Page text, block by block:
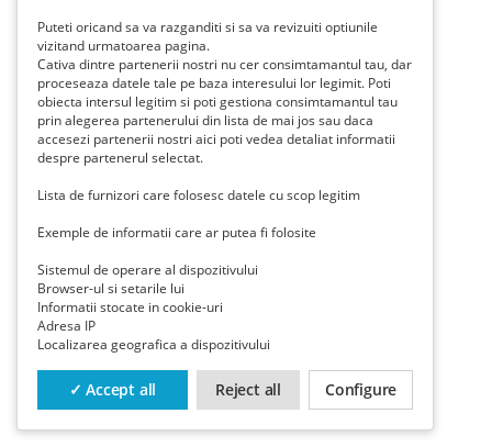
Puteti oricand sa va razganditi si sa va revizuiti optiunile
vizitand urmatoarea pagina.
Cativa dintre partenerii nostri nu cer consimtamantul tau, dar
proceseaza datele tale pe baza interesului lor legimit. Poti
obiecta intersul legitim si poti gestiona consimtamantul tau
prin alegerea partenerului din lista de mai jos sau daca
accesezi partenerii nostri aici poti vedea detaliat informatii
despre partenerul selectat.
Lista de furnizori care folosesc datele cu scop legitim
Exemple de informatii care ar putea fi folosite
Sistemul de operare al dispozitivului
Browser-ul si setarile lui
Informatii stocate in cookie-uri
Adresa IP
Localizarea geografica a dispozitivului
✓ Accept all Reject all Configure